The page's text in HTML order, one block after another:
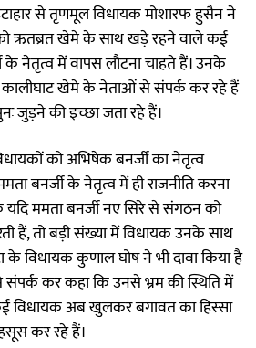
से तृणमूल विधायक मोशारफ हुसैन ने
को ऋतब्रत खेमे के साथ खड़े रहने वाले कई
के नेतृत्व में वापस लौटना चाहते हैं। उनके
कालीघाट खेमे के नेताओं से संपर्क कर रहे हैं
जुड़ने की इच्छा जता रहे हैं।
को अभिषेक बनर्जी का नेतृत्व
बनर्जी के नेतृत्व में ही राजनीति करना
यदि ममता बनर्जी नए सिरे से संगठन को
हैं, तो बड़ी संख्या में विधायक उनके साथ
के विधायक कुणाल घोष ने भी दावा किया है
कर कहा कि उनसे भ्रम की स्थिति में
विधायक अब खुलकर बगावत का हिस्सा
कर रहे हैं।